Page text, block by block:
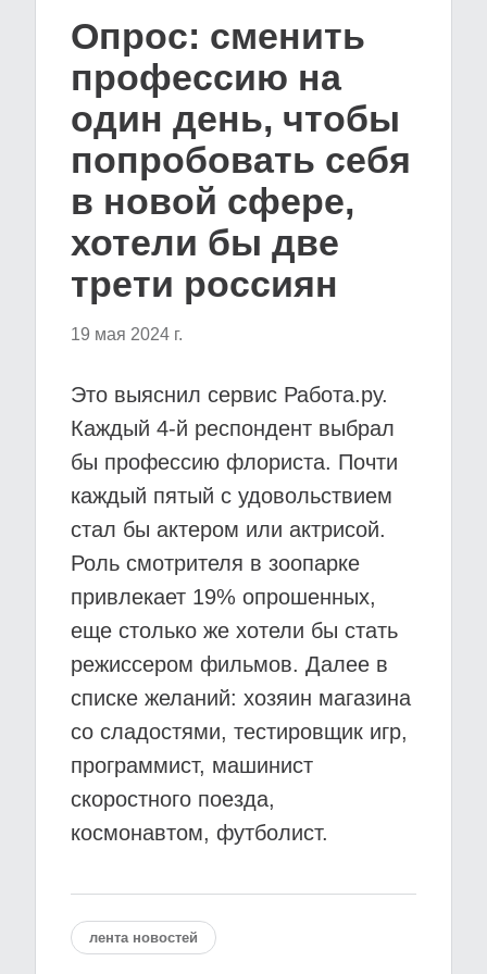
Опрос: сменить
профессию на
один день, чтобы
попробовать себя
в новой сфере,
хотели бы две
трети россиян
19 мая 2024 г.
Это выяснил сервис Работа.ру.
Каждый 4-й респондент выбрал
бы профессию флориста. Почти
каждый пятый с удовольствием
стал бы актером или актрисой.
Роль смотрителя в зоопарке
привлекает 19% опрошенных,
еще столько же хотели бы стать
режиссером фильмов. Далее в
списке желаний: хозяин магазина
со сладостями, тестировщик игр,
программист, машинист
скоростного поезда,
космонавтом, футболист.
лента новостей